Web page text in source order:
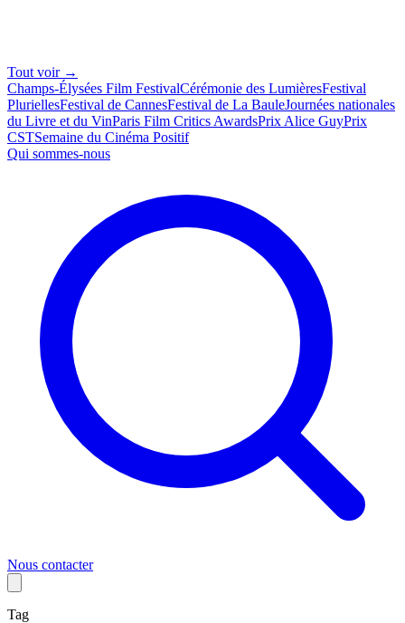
Tout voir →
Champs-Élysées Film FestivalCérémonie des LumièresFestival
PluriellesFestival de CannesFestival de La BauleJournées nationales
du Livre et du VinParis Film Critics AwardsPrix Alice GuyPrix
CSTSemaine du Cinéma Positif
Qui sommes-nous
Nous contacter
Tag